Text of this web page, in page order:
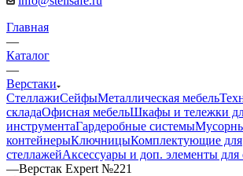
Главная
—
Каталог
—
Верстаки
СтеллажиСейфыМеталлическая мебель
складаОфисная мебельШкафы и тележки
инструментаГардеробные системы
контейнерыКлючницыКомплектующие для
стеллажейАксессуары и доп. элементы для
—Верстак Expert №221